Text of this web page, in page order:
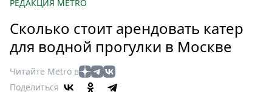
Мир
Здоровье
Еда
Туризм
РЕДАКЦИЯ METRO
Сколько стоит арендовать катер
для водной прогулки в Москве
Читайте Metro в
Поделиться